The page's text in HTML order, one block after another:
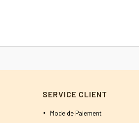
SERVICE CLIENT
Mode de Paiement